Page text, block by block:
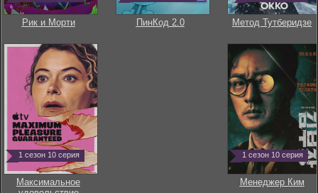
Рик и Морти ПинКод 2.0 Метод Тутберидзе
1 сезон 10 серия
Максимальное
1 сезон 10 серия
Менеджер Ким